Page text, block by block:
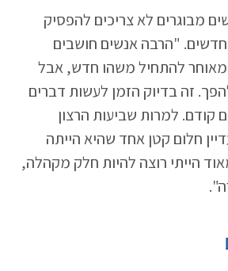
מבוגרים לא צריכים להפסיק
"הרבה אנשים חושבים
מאוחר להתחיל משהו חדש, אבל
זה בדיוק הזמן לעשות דברים
קודם. למרות שביעות הרצון
חלום קטן אחד שהיא הייתה
הייתי רוצה להיות חלק מקהלה,